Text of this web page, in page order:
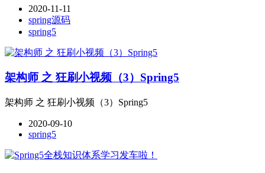
2020-11-11
spring源码
spring5
架构师 之 狂刷小视频（3）Spring5
架构师 之 狂刷小视频（3）Spring5
2020-09-10
spring5